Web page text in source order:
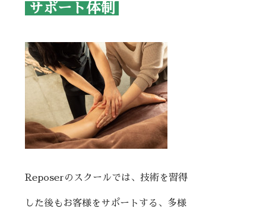
サポート体制
Reposerのスクールでは、技術を習得
した後もお客様をサポートする、多様